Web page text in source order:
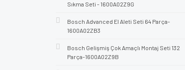
Sıkma Seti - 1600A02Z9G
Bosch Advanced El Aleti Seti 64 Parça-
1600A02ZB3
Bosch Gelişmiş Çok Amaçlı Montaj Seti 132
Parça-1600A02Z9B